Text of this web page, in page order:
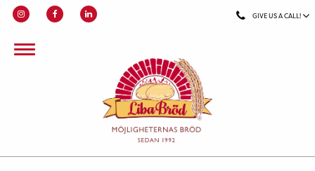
GIVE US A CALL!